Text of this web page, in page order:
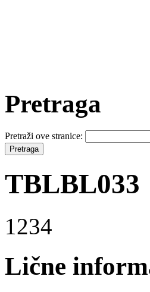
Pretraga
Pretraži ove stranice:
TBLBL033
1234
Lične